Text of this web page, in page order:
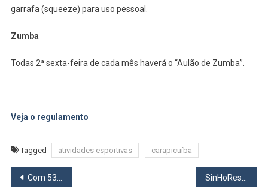
garrafa (squeeze) para uso pessoal.
Zumba
Todas 2ª sexta-feira de cada mês haverá o “Aulão de Zumba”.
Veja o regulamento
Tagged atividades esportivas carapicuíba
Navegação
Com 53 linhas, cerca de 411 mil pessoas devem passar pelo Novo Terminal da Vila Yara em Osasco